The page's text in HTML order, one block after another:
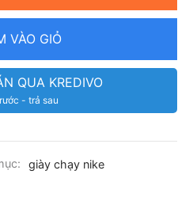
VÀO GIỎ
QUA KREDIVO
- trả sau
giày chạy nike